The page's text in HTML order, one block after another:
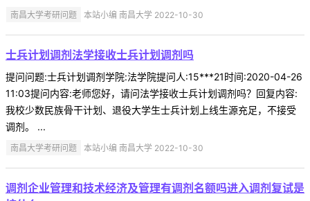
南昌大学考研问题 本站小编 南昌大学 2022-10-30
士兵计划调剂法学接收士兵计划调剂吗
提问问题:士兵计划调剂学院:法学院提问人:15***21时间:2020-04-26
11:03提问内容:老师您好，请问法学接收士兵计划调剂吗？回复内容:
我校少数民族骨干计划、退役大学生士兵计划上线生源充足，不接受
调剂。 ...
南昌大学考研问题 本站小编 南昌大学 2022-10-30
调剂企业管理和技术经济及管理有调剂名额吗进入调剂复试是